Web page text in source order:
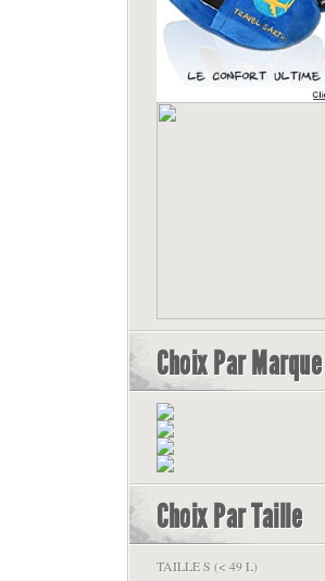
Choix Par Marque
Choix Par Taille
TAILLE S (< 49 L)